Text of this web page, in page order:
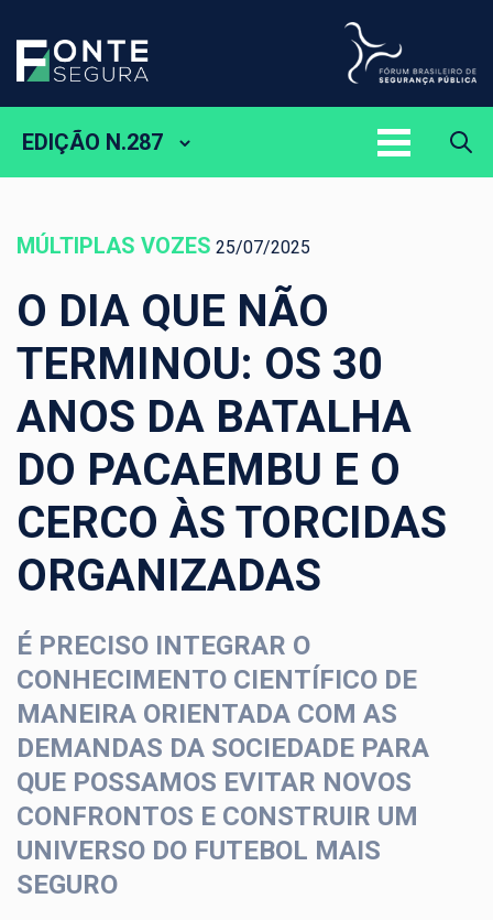
EDIÇÃO N.287
MÚLTIPLAS VOZES 25/07/2025
O DIA QUE NÃO
TERMINOU: OS 30
ANOS DA BATALHA
DO PACAEMBU E O
CERCO ÀS TORCIDAS
ORGANIZADAS
É PRECISO INTEGRAR O
CONHECIMENTO CIENTÍFICO DE
MANEIRA ORIENTADA COM AS
DEMANDAS DA SOCIEDADE PARA
QUE POSSAMOS EVITAR NOVOS
CONFRONTOS E CONSTRUIR UM
UNIVERSO DO FUTEBOL MAIS
SEGURO